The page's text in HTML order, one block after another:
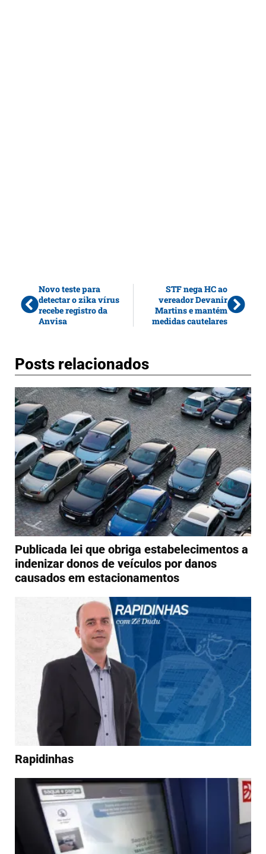
Novo teste para
detectar o zika vírus
recebe registro da
Anvisa
STF nega HC ao
vereador Devanir
Martins e mantém
medidas cautelares
Posts relacionados
Publicada lei que obriga estabelecimentos a
indenizar donos de veículos por danos
causados em estacionamentos
Rapidinhas